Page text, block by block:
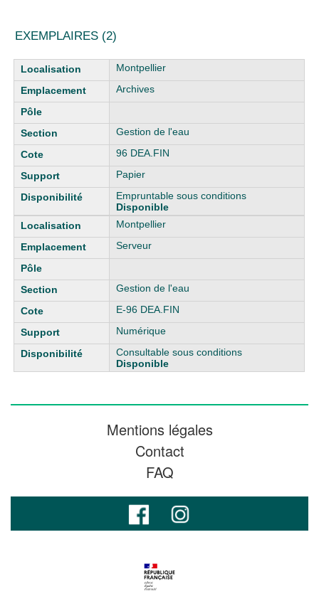
EXEMPLAIRES (2)
Liste des exemplaires
Montpellier
Archives
Gestion de l'eau
96 DEA.FIN
Papier
Empruntable sous conditions
Disponible
Montpellier
Serveur
Gestion de l'eau
E-96 DEA.FIN
Numérique
Consultable sous conditions
Disponible
Mentions légales
Contact
FAQ